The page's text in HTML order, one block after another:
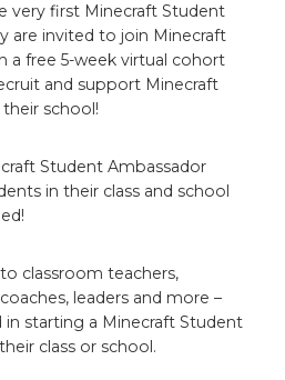
very first Minecraft Student
are invited to join Minecraft
a free 5-week virtual cohort
and support Minecraft
school!
Student Ambassador
in their class and school
classroom teachers,
leaders and more –
starting a Minecraft Student
class or school.